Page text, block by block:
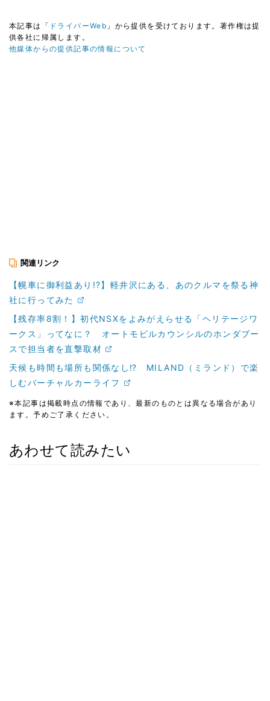
本記事は「 ドライバーWeb 」から提供を受けております。著作権は提
供各社に帰属します。
他媒体からの提供記事の情報について
関連リンク
【幌車に御利益あり!?】軽井沢にある、あのクルマを祭る神
社に行ってみた
【残存率8割！】初代NSXをよみがえらせる「ヘリテージワ
ークス」ってなに？ オートモビルカウンシルのホンダブー
スで担当者を直撃取材
天候も時間も場所も関係なし⁉︎ MILAND（ミランド）で楽
しむバーチャルカーライフ
※本記事は掲載時点の情報であり、最新のものとは異なる場合があり
ます。予めご了承ください。
あわせて読みたい